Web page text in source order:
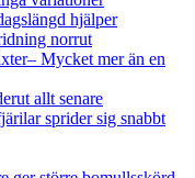
hjälper
norrut
Mycket mer än en
allt senare
sprider sig snabbt